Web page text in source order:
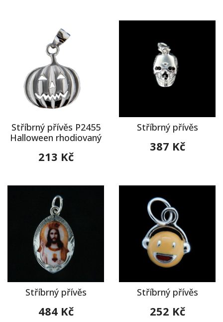
Stříbrný přívěs P2455
Halloween rhodiovaný
213 Kč
Stříbrný přívěs
387 Kč
Stříbrný přívěs
484 Kč
Stříbrný přívěs
252 Kč